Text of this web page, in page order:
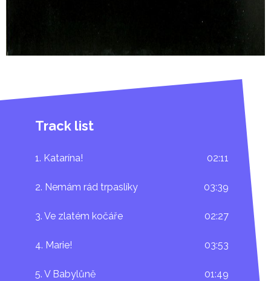
Track list
1. Katarína! 02:11
2. Nemám rád trpaslíky 03:39
3. Ve zlatém kočáře 02:27
4. Marie! 03:53
5. V Babylůně 01:49